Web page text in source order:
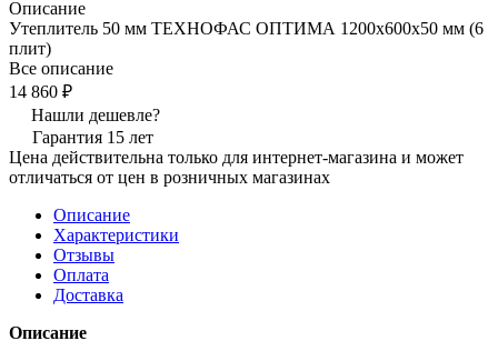
Описание
Утеплитель 50 мм ТЕХНОФАС ОПТИМА 1200х600х50 мм (6
плит)
Все описание
14 860 ₽
Нашли дешевле?
Гарантия 15 лет
Цена действительна только для интернет-магазина и может
отличаться от цен в розничных магазинах
Описание
Характеристики
Отзывы
Оплата
Доставка
Описание